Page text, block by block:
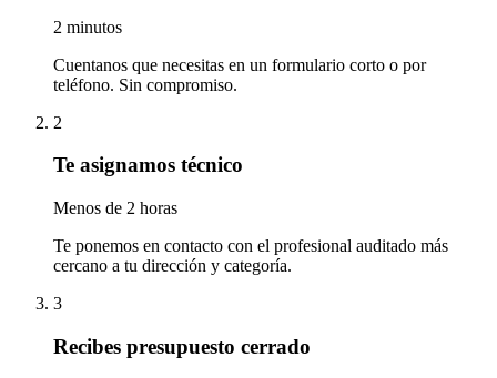
2 minutos
Cuentanos que necesitas en un formulario corto o por
teléfono. Sin compromiso.
2
Te asignamos técnico
Menos de 2 horas
Te ponemos en contacto con el profesional auditado más
cercano a tu dirección y categoría.
3
Recibes presupuesto cerrado